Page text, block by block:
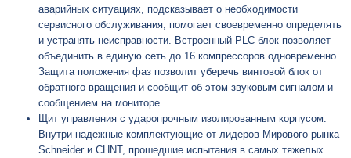
аварийных ситуациях, подсказывает о необходимости
сервисного обслуживания, помогает своевременно определять
и устранять неисправности. Встроенный PLC блок позволяет
объединить в единую сеть до 16 компрессоров одновременно.
Защита положения фаз позволит уберечь винтовой блок от
обратного вращения и сообщит об этом звуковым сигналом и
сообщением на мониторе.
Щит управления с ударопрочным изолированным корпусом.
Внутри надежные комплектующие от лидеров Мирового рынка
Schneider и СHNT, прошедшие испытания в самых тяжелых